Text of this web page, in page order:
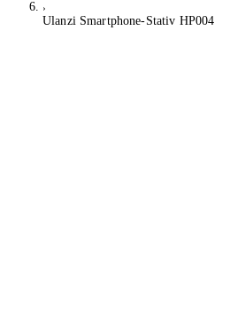
Ulanzi Smartphone-Stativ HP004